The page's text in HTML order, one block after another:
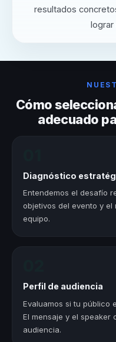
resultados
lograr
Cómo
adecuado
Diagnóstico
Entendemos el desafío
objetivos del evento y el
equipo.
Perfil de audiencia
Evaluamos si tu público
El mensaje y el speaker
audiencia.